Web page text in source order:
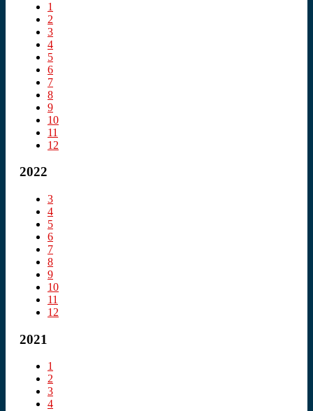
1
2
3
4
5
6
7
8
9
10
11
12
2022
3
4
5
6
7
8
9
10
11
12
2021
1
2
3
4